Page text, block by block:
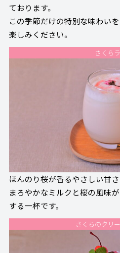
ております。
この季節だけの特別な味わい
楽しみください。
さくら
ほんのり桜が香るやさしい甘さ
まろやかなミルクと桜の風味
する一杯です。
さくらのクリ